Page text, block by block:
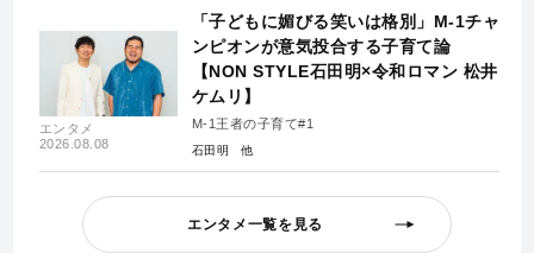
エンタメ
2026.08.08
「子どもに媚びる笑いは格別」M-1チャ
ンピオンが意気投合する子育て論
【NON STYLE石田明×令和ロマン 松井
ケムリ】
M-1王者の子育て#1
石田明
エンタメ一覧を見る